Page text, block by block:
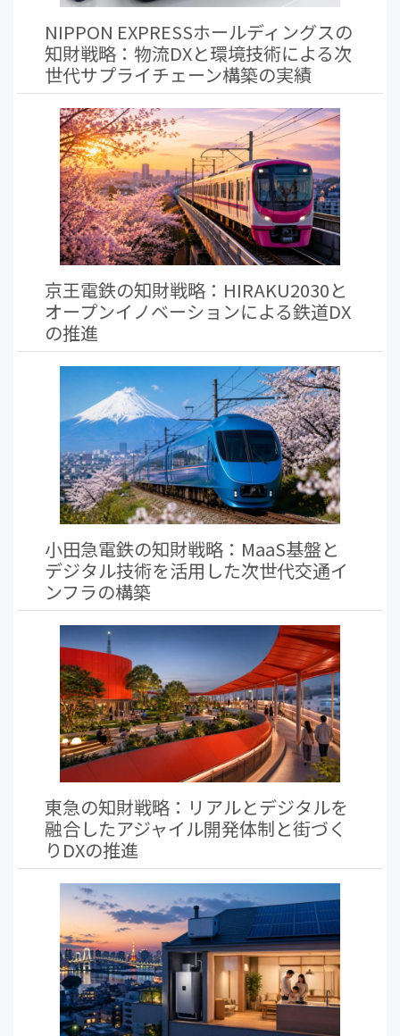
NIPPON EXPRESSホールディングスの
知財戦略：物流DXと環境技術による次
世代サプライチェーン構築の実績
京王電鉄の知財戦略：HIRAKU2030と
オープンイノベーションによる鉄道DX
の推進
小田急電鉄の知財戦略：MaaS基盤と
デジタル技術を活用した次世代交通イ
ンフラの構築
東急の知財戦略：リアルとデジタルを
融合したアジャイル開発体制と街づく
りDXの推進